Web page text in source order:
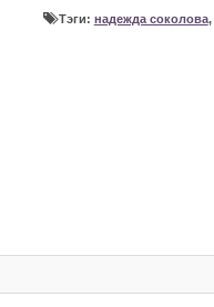
Тэги: надежда соколова,